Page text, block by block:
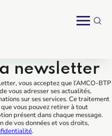
newsletter
vous acceptez que l’AMCO-BTP
vous adresser ses actualités,
sur ses services. Ce traitement
vous pouvez retirer à tout
présent dans chaque message.
de vos données et vos droits,
.